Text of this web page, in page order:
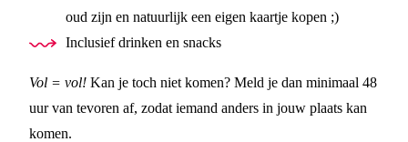
oud zijn en natuurlijk een eigen kaartje kopen ;)
Inclusief drinken en snacks
Vol = vol! Kan je toch niet komen? Meld je dan minimaal 48
uur van tevoren af, zodat iemand anders in jouw plaats kan
komen.